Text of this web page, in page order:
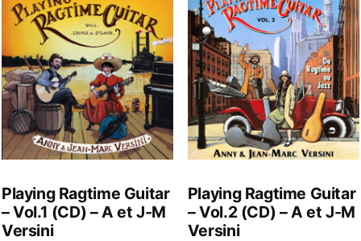
Playing Ragtime Guitar
– Vol.1 (CD) – A et J-M
Versini
Playing Ragtime Guitar
– Vol.2 (CD) – A et J-M
Versini